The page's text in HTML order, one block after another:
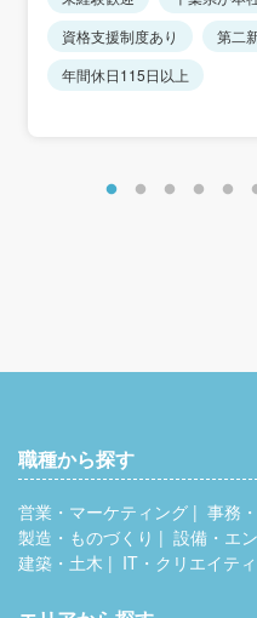
※各店舗 車通勤応相談
＜モデル年収＞
入社1年目：年収370万円
資格支援制度あり
第二
年間休日115日以上
職種から探す
営業・マーケティング 事務
製造・ものづくり
設備・エ
建築・土木
IT・クリエイテ